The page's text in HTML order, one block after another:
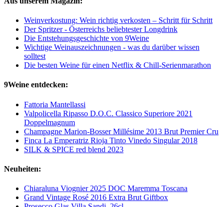
Weinverkostung: Wein richtig verkosten – Schritt für Schritt
Der Spritzer - Österreichs beliebtester Longdrink
Die Entstehungsgeschichte von 9Weine
Wichtige Weinauszeichnungen - was du darüber wissen
solltest
Die besten Weine für einen Netflix & Chill-Serienmarathon
9Weine entdecken:
Fattoria Mantellassi
Valpolicella Ripasso D.O.C. Classico Superiore 2021
Doppelmagnum
Champagne Marion-Bosser Millésime 2013 Brut Premier Cru
Finca La Emperatriz Rioja Tinto Vinedo Singular 2018
SILK & SPICE red blend 2023
Neuheiten:
Chiaraluna Viognier 2025 DOC Maremma Toscana
Grand Vintage Rosé 2016 Extra Brut Giftbox